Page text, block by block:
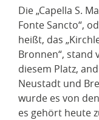
Die „Capella S.
Fonte Sancto“,
heißt, das
Bronnen“, stand
diesem Platz,
Neustadt und
wurde es von
es gehört heute